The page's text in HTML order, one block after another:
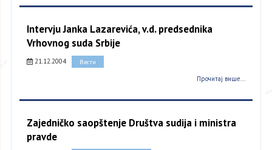
Intervju Janka Lazarevića, v.d. predsednika
Vrhovnog suda Srbije
21.12.2004 Вести
Прочитај више...
Zajedničko saopštenje Društva sudija i ministra
pravde